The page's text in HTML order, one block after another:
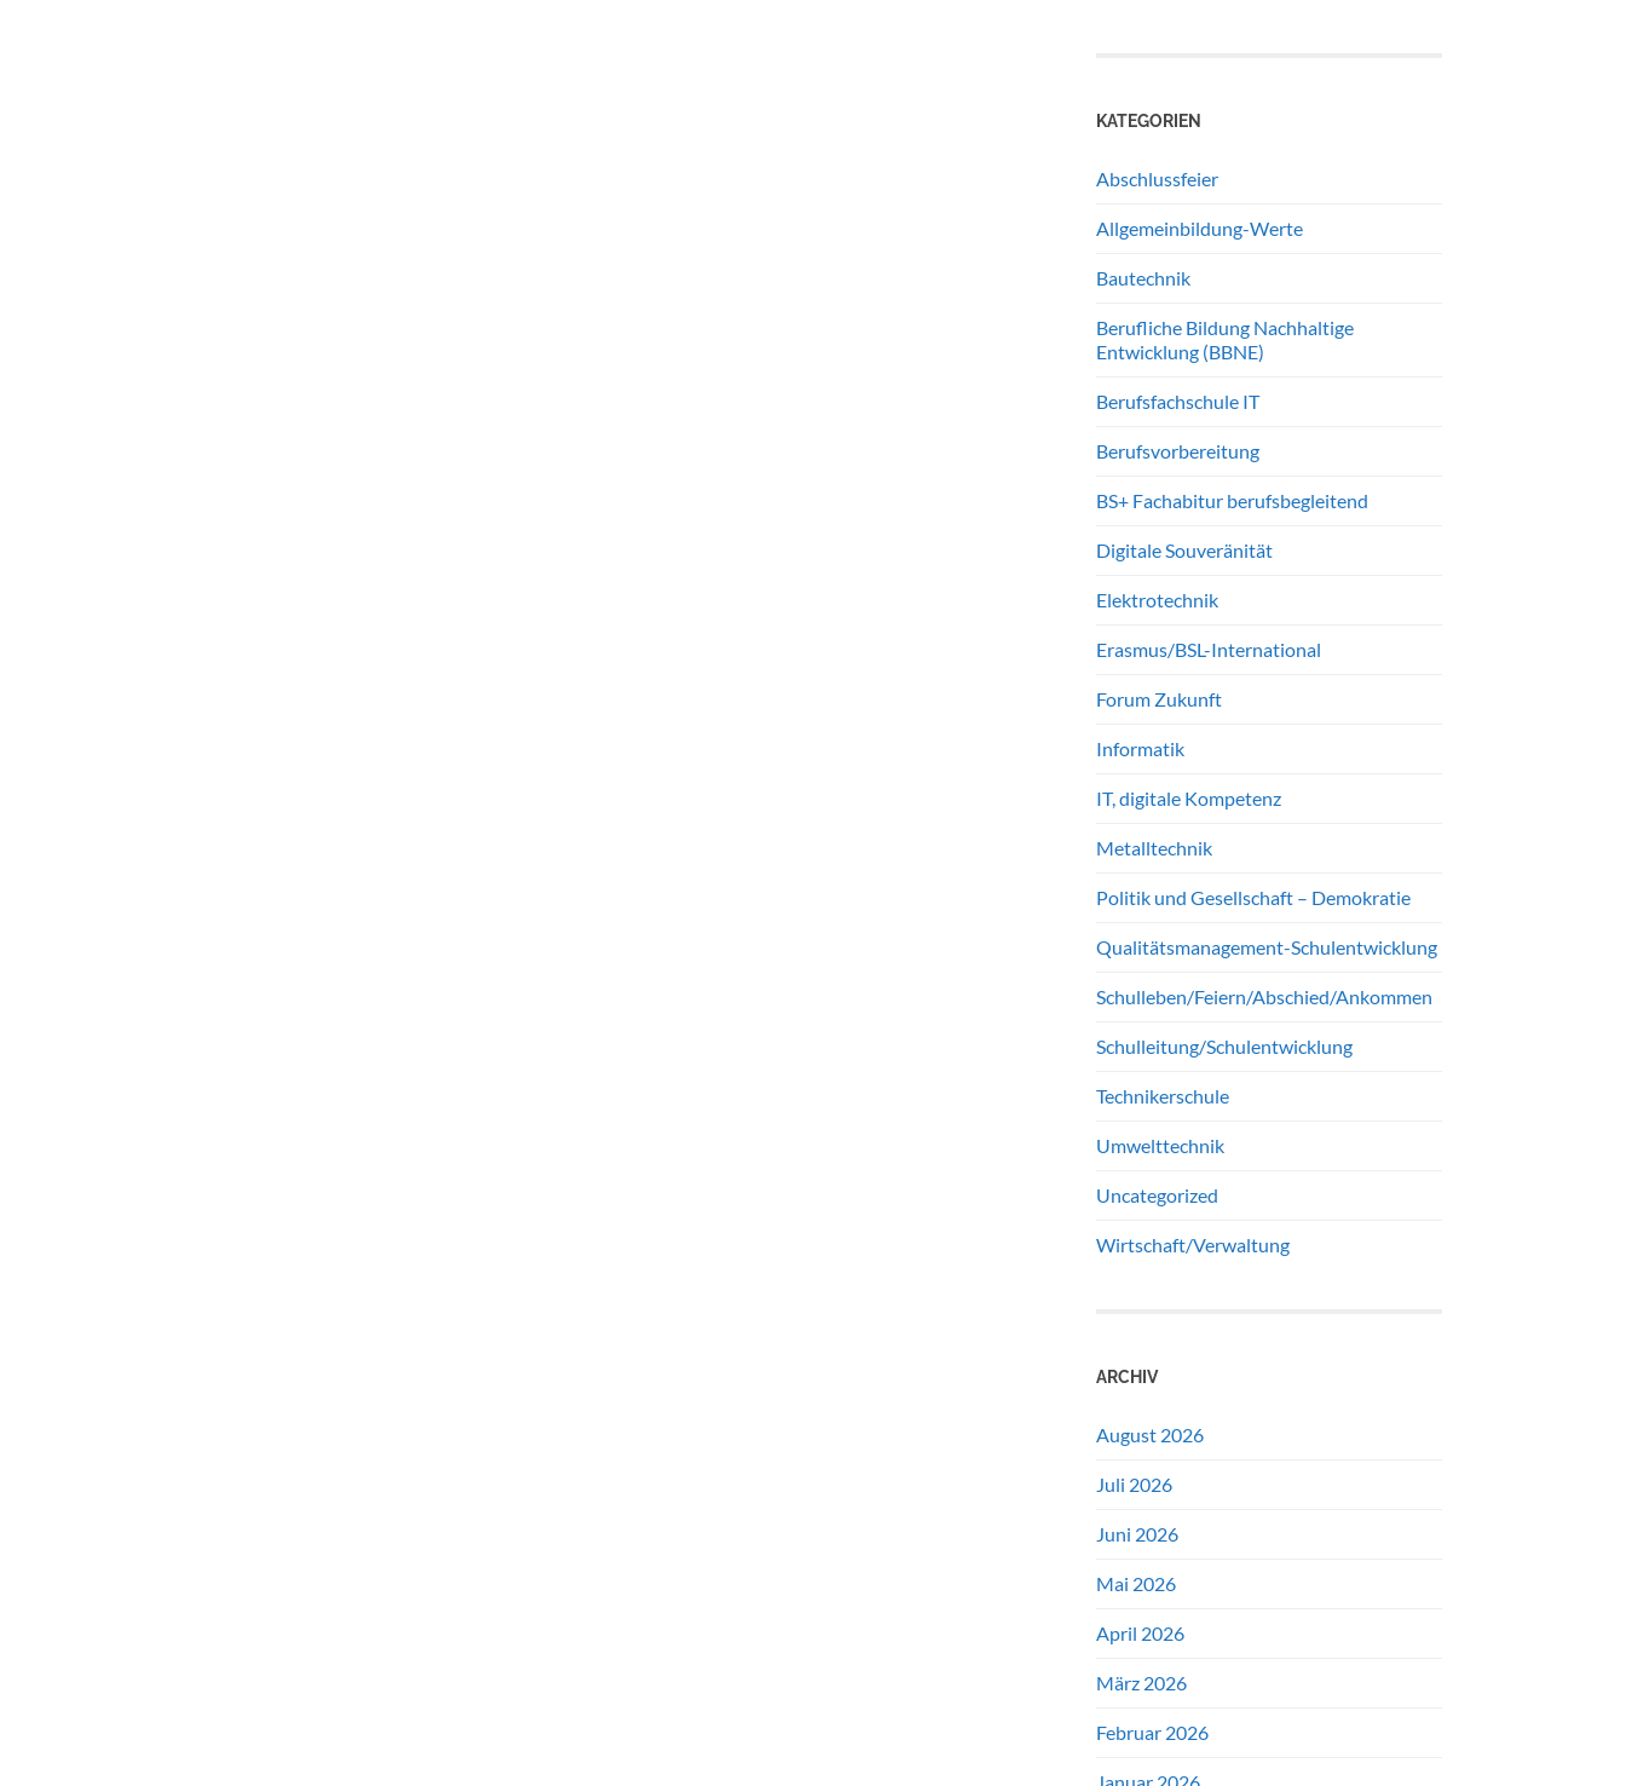
KATEGORIEN
Abschlussfeier
Allgemeinbildung-Werte
Bautechnik
Berufliche Bildung Nachhaltige
Entwicklung (BBNE)
Berufsfachschule IT
Berufsvorbereitung
BS+ Fachabitur berufsbegleitend
Digitale Souveränität
Elektrotechnik
Erasmus/BSL-International
Forum Zukunft
Informatik
IT, digitale Kompetenz
Metalltechnik
Politik und Gesellschaft – Demokratie
Qualitätsmanagement-Schulentwicklung
Schulleben/Feiern/Abschied/Ankommen
Schulleitung/Schulentwicklung
Technikerschule
Umwelttechnik
Uncategorized
Wirtschaft/Verwaltung
ARCHIV
August 2026
Juli 2026
Juni 2026
Mai 2026
April 2026
März 2026
Februar 2026
Januar 2026